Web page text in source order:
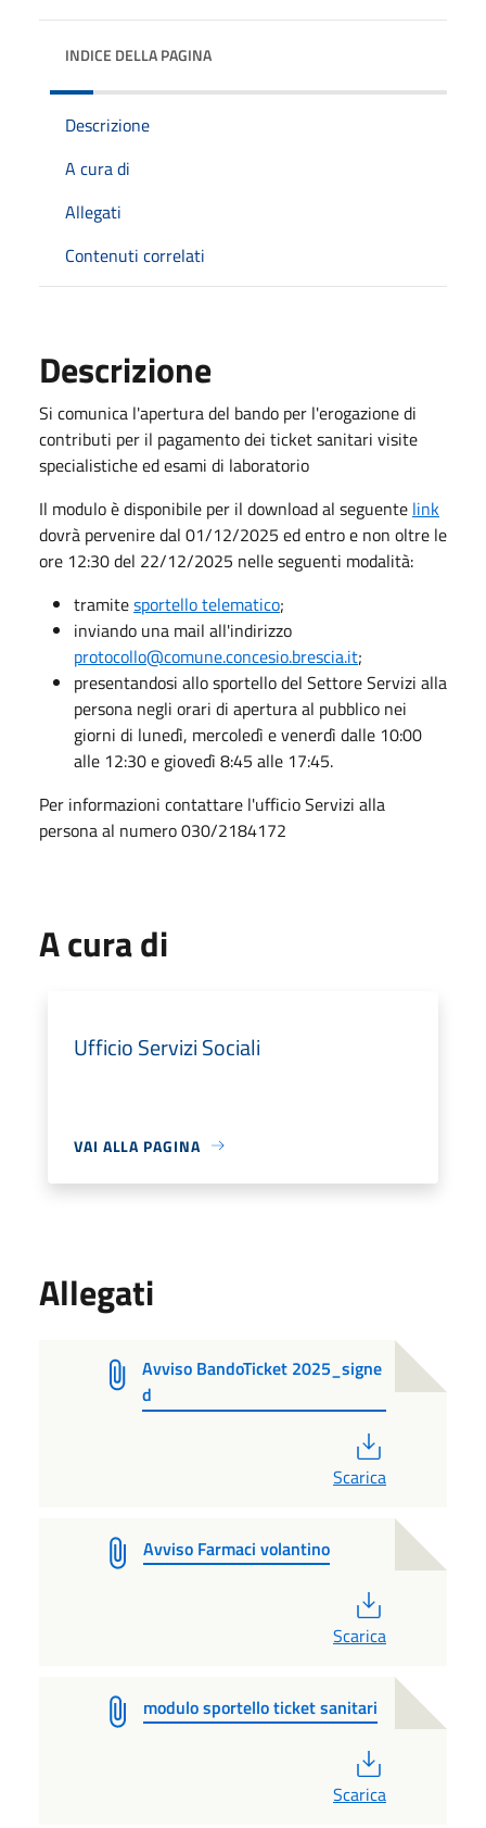
INDICE DELLA PAGINA
Descrizione
A cura di
Allegati
Contenuti correlati
Descrizione
Si comunica l'apertura del bando per l'erogazione di
contributi per il pagamento dei ticket sanitari visite
specialistiche ed esami di laboratorio
Il modulo è disponibile per il download al seguente link
dovrà pervenire dal 01/12/2025 ed entro e non oltre le
ore 12:30 del 22/12/2025 nelle seguenti modalità:
tramitesportello telematico;
inviando una mail all'indirizzo
protocollo@comune.concesio.brescia.it;
presentandosi allo sportello del Settore Servizi alla
persona negli orari di apertura al pubblico nei
giorni di lunedì, mercoledì e venerdì dalle 10:00
alle 12:30 e giovedì 8:45 alle 17:45.
Per informazioni contattare l'ufficio Servizi alla
persona al numero 030/2184172
A cura di
Ufficio Servizi Sociali
VAI ALLA PAGINA
Allegati
Avviso BandoTicket 2025_signe
d
Scarica
Avviso Farmaci volantino
Scarica
modulo sportello ticket sanitari
Scarica